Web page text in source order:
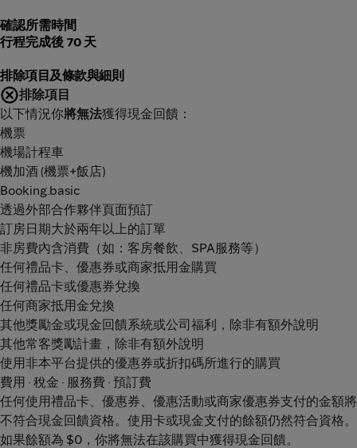
確認所需時間
行程完成後 70 天
排除項目及條款與細則
排除項目
以下情況你將無法獲得現金回饋：
機票
機場計程車
機加酒 (機票+飯店)
Booking.basic
透過外部合作夥伴頁面預訂
訂房日期大於兩年以上的訂單
非房費內含消費（如：客房餐飲、SPA服務等）
任何禮品卡、優惠券或商家抵用金購買
任何禮品卡或優惠券兌換
任何商家抵用金兌換
其他獎勵金或現金回饋系統或公司福利，除非有額外說明
其他常客獎勵計畫，除非有額外說明
使用非本平台提供的優惠券或折扣碼所進行的購買
費用 · 稅金 · 服務費 · 預訂費
任何使用禮品卡、優惠券、優惠活動或商家優惠券支付的金額將
不符合現金回饋資格。使用卡或現金支付的餘額仍然符合資格。
如果餘額為 $0，你將無法在該購買中獲得現金回饋。